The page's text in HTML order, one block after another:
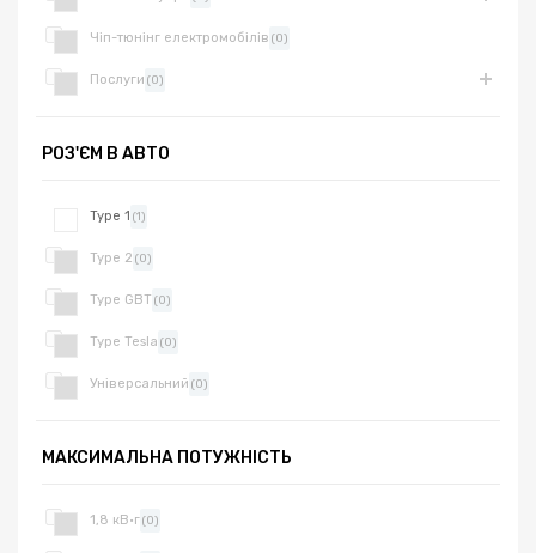
Чіп-тюнінг електромобілів (0)
Послуги (0)
РОЗ'ЄМ В АВТО
Type 1 (1)
Type 2 (0)
Type GBT (0)
Type Tesla (0)
Універсальний (0)
МАКСИМАЛЬНА ПОТУЖНІСТЬ
1,8 кВ·г(0)